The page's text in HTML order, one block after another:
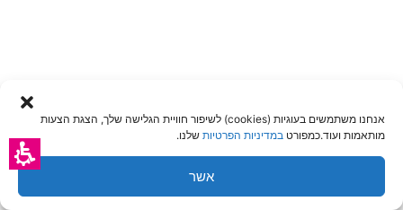
אנחנו משתמשים בעוגיות (cookies) לשיפור חוויית הגלישה שלך, הצגת הצעות
מותאמות ועוד.כמפורט במדיניות הפרטיות שלנו.
אשר